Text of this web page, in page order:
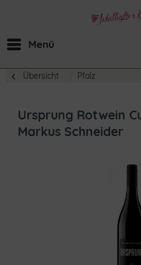
Menü
Übersicht Pfalz
Ursprung Rotwein
Markus Schneider